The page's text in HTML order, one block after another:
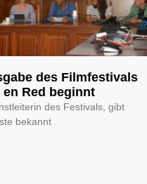
des Filmfestivals
Red beginnt
des Festivals, gibt
bekannt